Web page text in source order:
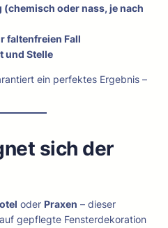
(chemisch oder nass, je nach
faltenfreien Fall
und Stelle
ein perfektes Ergebnis –
sich der
oder Praxen – dieser
gepflegte Fensterdekoration